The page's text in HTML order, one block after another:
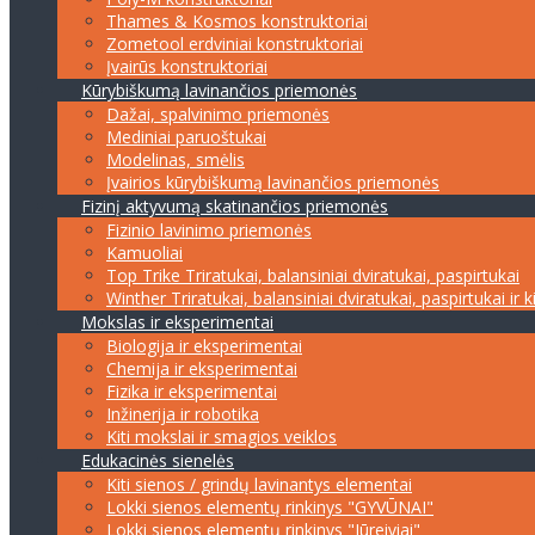
Thames & Kosmos konstruktoriai
Zometool erdviniai konstruktoriai
Įvairūs konstruktoriai
Kūrybiškumą lavinančios priemonės
Dažai, spalvinimo priemonės
Mediniai paruoštukai
Modelinas, smėlis
Įvairios kūrybiškumą lavinančios priemonės
Fizinį aktyvumą skatinančios priemonės
Fizinio lavinimo priemonės
Kamuoliai
Top Trike Triratukai, balansiniai dviratukai, paspirtukai
Winther Triratukai, balansiniai dviratukai, paspirtukai ir
Mokslas ir eksperimentai
Biologija ir eksperimentai
Chemija ir eksperimentai
Fizika ir eksperimentai
Inžinerija ir robotika
Kiti mokslai ir smagios veiklos
Edukacinės sienelės
Kiti sienos / grindų lavinantys elementai
Lokki sienos elementų rinkinys "GYVŪNAI"
Lokki sienos elementų rinkinys "Jūreiviai"